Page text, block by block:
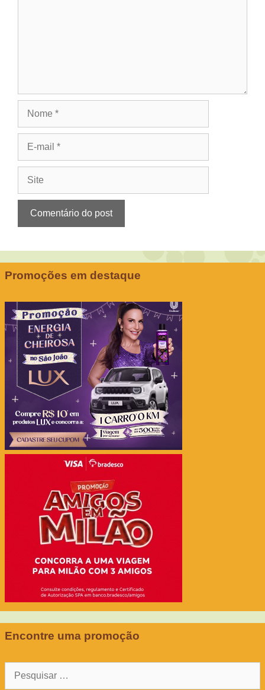
Promoções em destaque
Encontre uma promoção
Pesquisar